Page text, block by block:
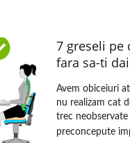
7 greseli pe
fara sa-ti
Avem obiceiuri
nu realizam cat
trec
preconcepute